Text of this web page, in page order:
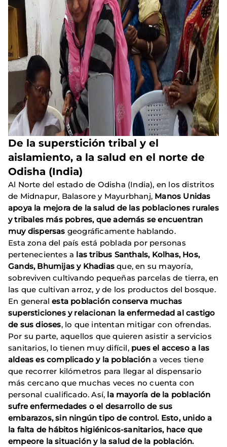
De la superstición tribal y el
aislamiento, a la salud en el norte de
Odisha (India)
Al Norte del estado de Odisha (India), en los distritos
de Midnapur, Balasore y Mayurbhanj, Manos Unidas
apoya la mejora de la salud de las poblaciones rurales
y tribales más pobres, que además se encuentran
muy dispersas geográficamente hablando.
Esta zona del país está poblada por personas
pertenecientes a las tribus Santhals, Kolhas, Hos,
Gands, Bhumijas y Khadiasque, en su mayoría,
sobreviven cultivando pequeñas parcelas de tierra, en
las que cultivan arroz, y de los productos del bosque.
En generalesta población conserva muchas
supersticiones y relacionan la enfermedad al castigo
de sus dioses, lo que intentan mitigar con ofrendas.
Por su parte, aquellos que quieren asistir a servicios
sanitarios, lo tienen muy difícil, pues el acceso a las
aldeas es complicado y la poblacióna veces tiene
que recorrer kilómetros para llegar al dispensario
más cercano que muchas veces no cuenta con
personal cualificado. Así, la mayoría de la población
sufre enfermedades o el desarrollo de sus
embarazos, sin ningún tipo de control. Esto, unido a
la falta de hábitos higiénicos-sanitarios, hace que
empeore la situación y la salud de la población.